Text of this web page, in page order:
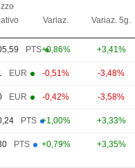
Variaz. Variaz. 5g.
PTS+0,86% +3,41%
EUR -0,51% -3,48%
EUR -0,42% -3,58%
PTS +1,00% +3,33%
PTS +0,79% +3,35%